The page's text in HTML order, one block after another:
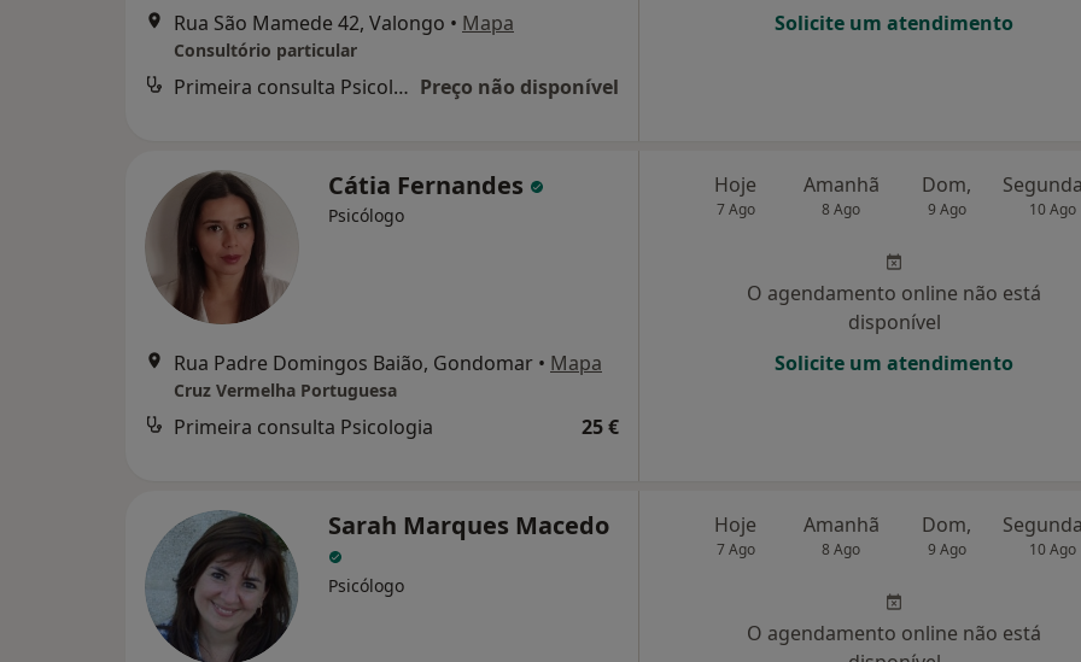
Rua São Mamede 42, Valongo • Mapa
Consultório particular
Primeira consulta Psicologia Preço não disponível
Solicite um atendimento
Cátia Fernandes
Psicólogo
Rua Padre Domingos Baião, Gondomar • Mapa
Cruz Vermelha Portuguesa
Primeira consulta Psicologia 25 €
Hoje
7 Ago
Amanhã
8 Ago
Dom,
9 Ago 10 Ago
O agendamento online não está
disponível
Solicite um atendimento
Sarah Marques Macedo
Psicólogo
Hoje
7 Ago
Amanhã
8 Ago
Dom,
9 Ago 10 Ago
O agendamento online não está